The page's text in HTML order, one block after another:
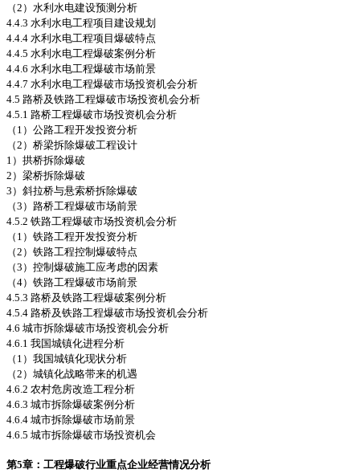
（2）水利水电建设预测分析
4.4.3 水利水电工程项目建设规划
4.4.4 水利水电工程项目爆破特点
4.4.5 水利水电工程爆破案例分析
4.4.6 水利水电工程爆破市场前景
4.4.7 水利水电工程爆破市场投资机会分析
4.5 路桥及铁路工程爆破市场投资机会分析
4.5.1 路桥工程爆破市场投资机会分析
（1）公路工程开发投资分析
（2）桥梁拆除爆破工程设计
1）拱桥拆除爆破
2）梁桥拆除爆破
3）斜拉桥与悬索桥拆除爆破
（3）路桥工程爆破市场前景
4.5.2 铁路工程爆破市场投资机会分析
（1）铁路工程开发投资分析
（2）铁路工程控制爆破特点
（3）控制爆破施工应考虑的因素
（4）铁路工程爆破市场前景
4.5.3 路桥及铁路工程爆破案例分析
4.5.4 路桥及铁路工程爆破市场投资机会分析
4.6 城市拆除爆破市场投资机会分析
4.6.1 我国城镇化进程分析
（1）我国城镇化现状分析
（2）城镇化战略带来的机遇
4.6.2 农村危房改造工程分析
4.6.3 城市拆除爆破案例分析
4.6.4 城市拆除爆破市场前景
4.6.5 城市拆除爆破市场投资机会
第5章：工程爆破行业重点企业经营情况分析